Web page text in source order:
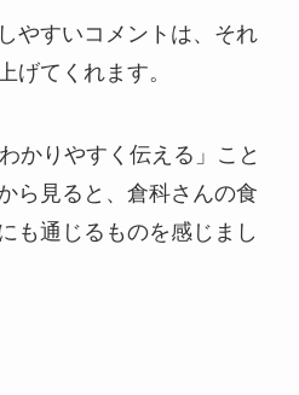
やすいコメントは、それ
げてくれます。
かりやすく伝える」こと
ら見ると、倉科さんの食
も通じるものを感じまし